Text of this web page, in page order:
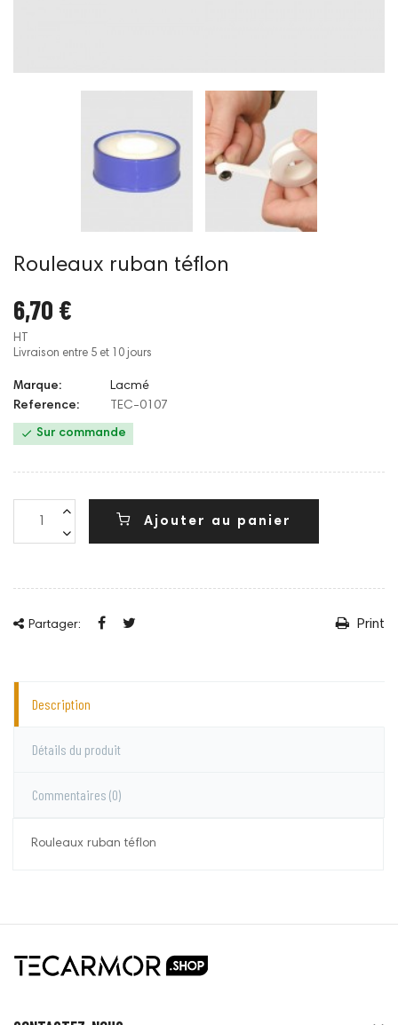
Rouleaux ruban téflon
6,70 €
HT
Livraison entre 5 et 10 jours
Marque:
Lacmé
Reference:
TEC-0107
 Sur commande
Ajouter au panier
Partager: Print
Description
Détails du produit
Commentaires (0)
Rouleaux ruban téflon
commentaire